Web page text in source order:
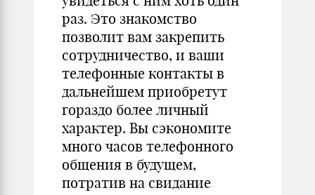
раз. Это знакомство
позволит вам закрепить
сотрудничество, и ваши
телефонные контакты в
дальнейшем приобретут
гораздо более личный
характер. Вы сэкономите
много часов телефонного
общения в будущем,
потратив на свидание